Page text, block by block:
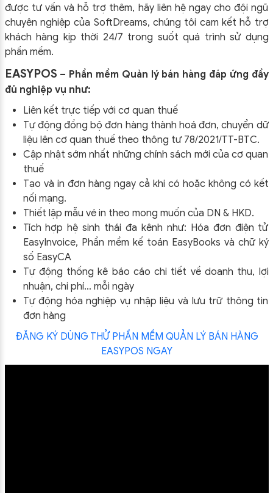
được tư vấn và hỗ trợ thêm, hãy liên hệ ngay cho đội ngũ
chuyên nghiệp của SoftDreams, chúng tôi cam kết hỗ trợ
khách hàng kịp thời 24/7 trong suốt quá trình sử dụng
phần mềm.
EASYPOS – Phần mềm Quản lý bán hàng đáp ứng đầy
đủ nghiệp vụ như:
Liên kết trực tiếp với cơ quan thuế
Tự động đồng bộ đơn hàng thành hoá đơn, chuyển dữ
liệu lên cơ quan thuế theo thông tư 78/2021/TT-BTC.
Cập nhật sớm nhất những chính sách mới của cơ quan
thuế
Tạo và in đơn hàng ngay cả khi có hoặc không có kết
nối mạng.
Thiết lập mẫu vé in theo mong muốn của DN & HKD.
Tích hợp hệ sinh thái đa kênh như: Hóa đơn điện tử
EasyInvoice, Phần mềm kế toán EasyBooks và chữ ký
số EasyCA
Tự động thống kê báo cáo chi tiết về doanh thu, lợi
nhuận, chi phí… mỗi ngày
Tự động hóa nghiệp vụ nhập liệu và lưu trữ thông tin
đơn hàng
ĐĂNG KÝ DÙNG THỬ PHẦN MỀM QUẢN LÝ BÁN HÀNG
EASYPOS NGAY